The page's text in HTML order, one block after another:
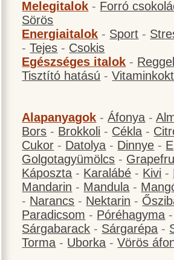
Melegitalok - Forró
Sörös
Energiaitalok - Sport -
-Tejes - Csokis
Egészséges italok -
Tisztító hatású -
Alapanyagok -Áfonya -
Bors - Brokkoli - Cékla -
Cukor - Datolya - Dinnye -
Golgotagyümölcs -
Káposzta - Karalábé - Kivi -
Mandarin - Mandula -
- Narancs - Nektarin -
Paradicsom - Póréhagyma
Sárgabarack - Sárgarépa -
Torma - Uborka -Vörös